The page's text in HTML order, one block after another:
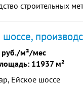
строительных
шоссе,
руб./м²/мес
11937 м²
Ейское шоссе